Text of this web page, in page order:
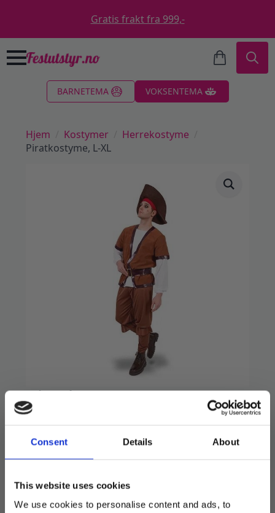
Consent Details About
This website uses cookies
We use cookies to personalise content and ads, to
Gratis frakt fra 999,-
BARNETEMA VOKSENTEMA
Hjem Kostymer
Herrekostyme
Piratkostyme, L-XL
Piratkostyme, L-XL
Stilig sjørøversett for voksne.
På lager